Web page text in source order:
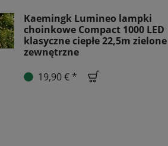
Kaemingk Lumineo lampki
choinkowe Compact 1000 LED
klasyczne ciepłe 22,5m zielone
zewnętrzne
19,90 € *